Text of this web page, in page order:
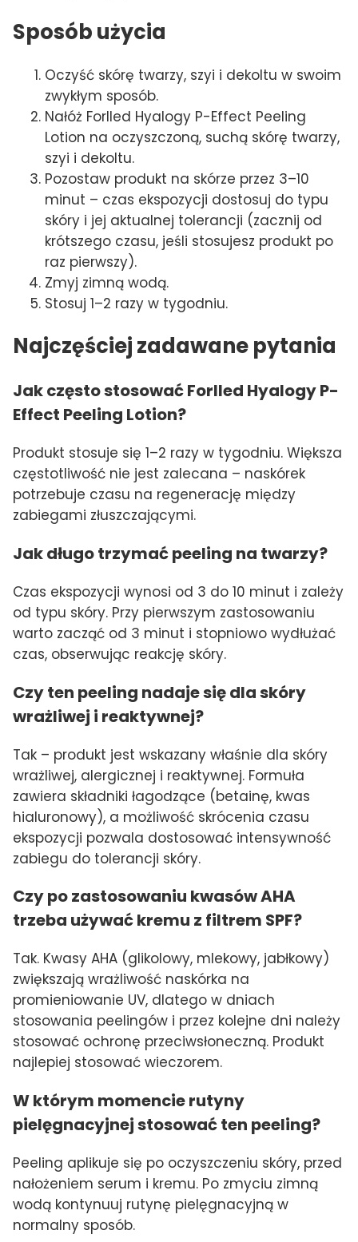
Sposób użycia
Oczyść skórę twarzy, szyi i dekoltu w swoim
zwykłym sposób.
Nałóż Forlled Hyalogy P-Effect Peeling
Lotion na oczyszczoną, suchą skórę twarzy,
szyi i dekoltu.
Pozostaw produkt na skórze przez 3–10
minut – czas ekspozycji dostosuj do typu
skóry i jej aktualnej tolerancji (zacznij od
krótszego czasu, jeśli stosujesz produkt po
raz pierwszy).
Zmyj zimną wodą.
Stosuj 1–2 razy w tygodniu.
Najczęściej zadawane pytania
Jak często stosować Forlled Hyalogy P-
Effect Peeling Lotion?
Produkt stosuje się 1–2 razy w tygodniu. Większa
częstotliwość nie jest zalecana – naskórek
potrzebuje czasu na regenerację między
zabiegami złuszczającymi.
Jak długo trzymać peeling na twarzy?
Czas ekspozycji wynosi od 3 do 10 minut i zależy
od typu skóry. Przy pierwszym zastosowaniu
warto zacząć od 3 minut i stopniowo wydłużać
czas, obserwując reakcję skóry.
Czy ten peeling nadaje się dla skóry
wrażliwej i reaktywnej?
Tak – produkt jest wskazany właśnie dla skóry
wrażliwej, alergicznej i reaktywnej. Formuła
zawiera składniki łagodzące (betainę, kwas
hialuronowy), a możliwość skrócenia czasu
ekspozycji pozwala dostosować intensywność
zabiegu do tolerancji skóry.
Czy po zastosowaniu kwasów AHA
trzeba używać kremu z filtrem SPF?
Tak. Kwasy AHA (glikolowy, mlekowy, jabłkowy)
zwiększają wrażliwość naskórka na
promieniowanie UV, dlatego w dniach
stosowania peelingów i przez kolejne dni należy
stosować ochronę przeciwsłoneczną. Produkt
najlepiej stosować wieczorem.
W którym momencie rutyny
pielęgnacyjnej stosować ten peeling?
Peeling aplikuje się po oczyszczeniu skóry, przed
nałożeniem serum i kremu. Po zmyciu zimną
wodą kontynuuj rutynę pielęgnacyjną w
normalny sposób.